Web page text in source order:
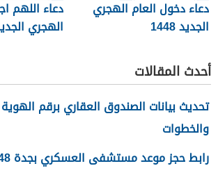
دعاء دخول العام الهجري
الجديد 1448
دعاء اللهم
الهجري الجديد 1448
أحدث المقالات
والخطوات
رابط حجز موعد مستشفى العسكري بجدة 1448